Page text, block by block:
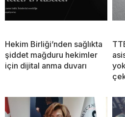
Hekim Birliği’nden sağlıkta
şiddet mağduru hekimler
için dijital anma duvarı